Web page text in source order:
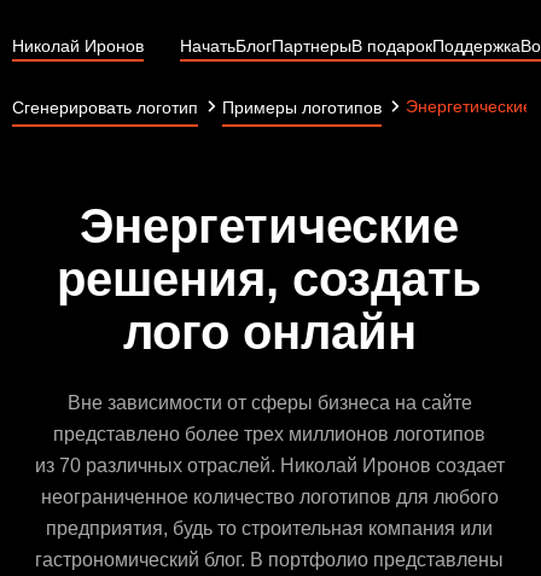
Николай Иронов НачатьБлогПартнерыВ подарокПоддержка
Сгенерировать логотип Примеры логотипов
Энергетические
решения, создать
лого онлайн
Вне зависимости от сферы бизнеса на сайте
представлено более трех миллионов логотипов
из 70 различных отраслей. Николай Иронов создает
неограниченное количество логотипов для любого
предприятия, будь то строительная компания или
гастрономический блог. В портфолио представлены